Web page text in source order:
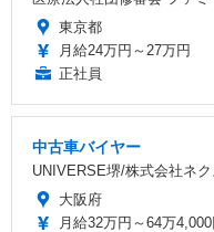
東京都
月給24万円～27万円
正社員
中古車バイヤー
UNIVERSE堺/株式会社ネ
大阪府
月給32万円～64万4,000